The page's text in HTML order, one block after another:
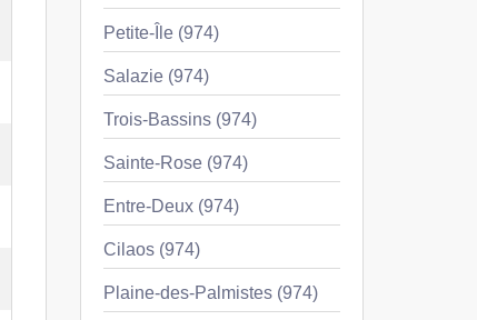
Petite-Île (974)
Salazie (974)
Trois-Bassins (974)
Sainte-Rose (974)
Entre-Deux (974)
Cilaos (974)
Plaine-des-Palmistes (974)